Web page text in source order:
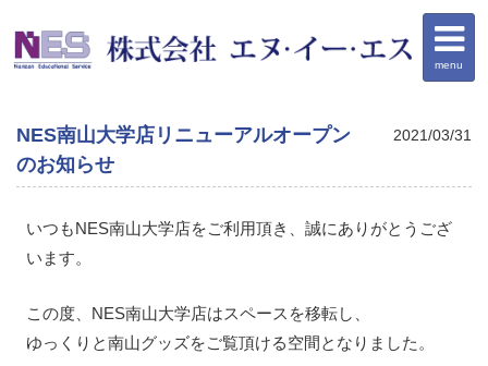
menu
NES南山大学店リニューアルオープン
のお知らせ
2021/03/31
いつもNES南山大学店をご利用頂き、誠にありがとうござ
います。
この度、NES南山大学店はスペースを移転し、
ゆっくりと南山グッズをご覧頂ける空間となりました。